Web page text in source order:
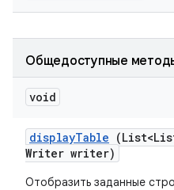
Общедоступные
void
displayTable
Writer writer)
Отобразить заданные